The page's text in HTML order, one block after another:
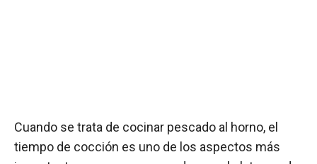
Cuando se trata de cocinar pescado al horno, el
tiempo de cocción es uno de los aspectos más